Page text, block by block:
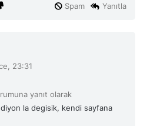
Yanıtla
Spam
23:31
yanıt olarak
la degisik, kendi sayfana